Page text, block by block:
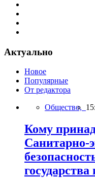
Актуально
Новое
Популярные
От редактора
Общество,
Кому
Санитарно-